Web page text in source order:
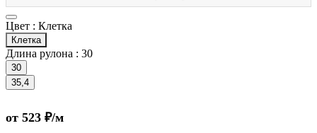
Цвет : Клетка
Клетка
Длина рулона : 30
30
35,4
от 523 ₽/м